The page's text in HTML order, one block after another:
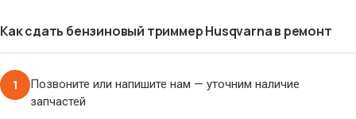
Как сдать бензиновый триммер Husqvarna в ремонт
1
Позвоните или напишите нам — уточним наличие
запчастей